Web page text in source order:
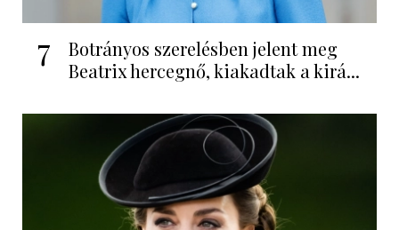
7
Botrányos szerelésben jelent meg
Beatrix hercegnő, kiakadtak a kirá...